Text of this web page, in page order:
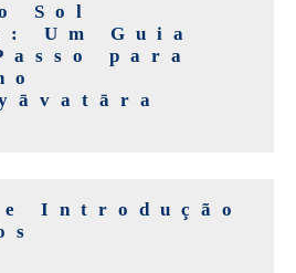
Sol
Um Guia
para
Introdução